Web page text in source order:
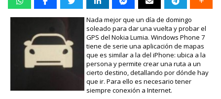
Nada mejor que un día de domingo
soleado para dar una vuelta y probar el
GPS del Nokia Lumia. Windows Phone 7
tiene de serie una aplicación de mapas
que es similar a la del iPhone: ubica a la
persona y permite crear una ruta a un
cierto destino, detallando por dónde hay
que ir. Para ello es necesario tener
siempre conexión a Internet.